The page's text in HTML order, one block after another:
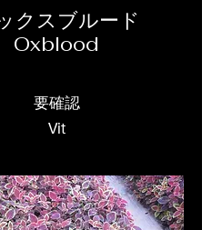
クスブルード
Oxblood
要確認
Vit